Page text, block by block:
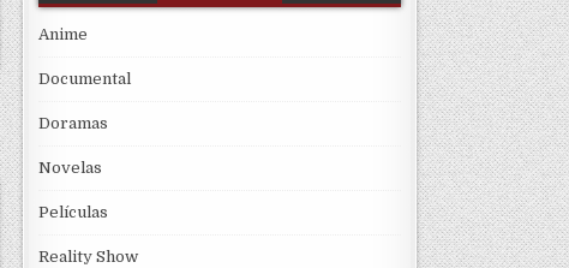
Anime
Documental
Doramas
Novelas
Películas
Reality Show